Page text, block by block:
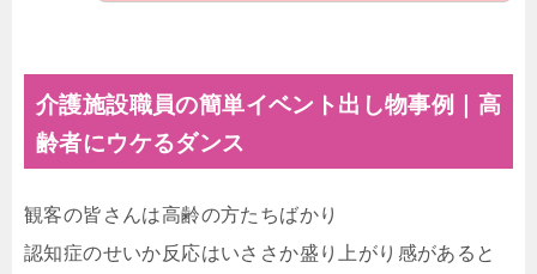
介護施設職員の簡単イベント出し物事例｜高
齢者にウケるダンス
観客の皆さんは高齢の方たちばかり
認知症のせいか反応はいささか盛り上がり感があると